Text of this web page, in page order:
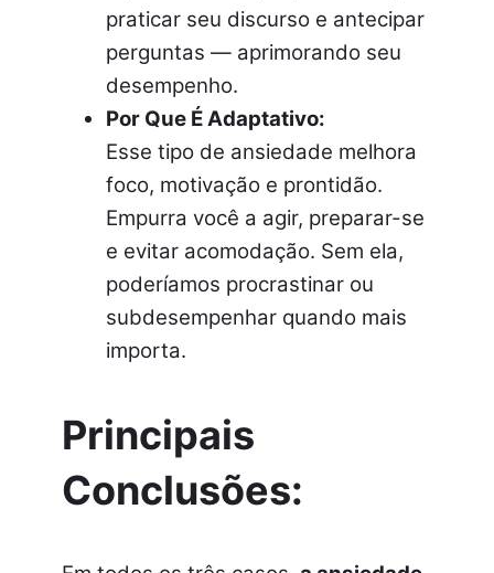
praticar seu discurso e antecipar
perguntas — aprimorando seu
desempenho.
Por Que É Adaptativo:
Esse tipo de ansiedade melhora
foco, motivação e prontidão.
Empurra você a agir, preparar-se
e evitar acomodação. Sem ela,
poderíamos procrastinar ou
subdesempenhar quando mais
importa.
Principais
Conclusões: